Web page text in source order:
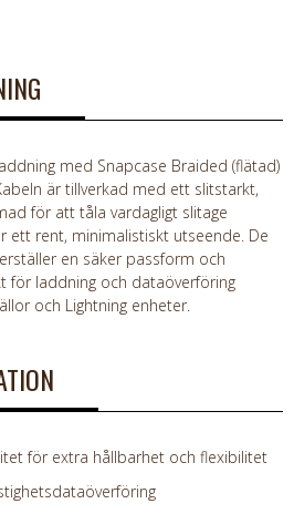
med Snapcase Braided (flätad)
är tillverkad med ett slitstarkt,
för att tåla vardagligt slitage
ett rent, minimalistiskt utseende. De
en säker passform och
för laddning och dataöverföring
och Lightning enheter.
för extra hållbarhet och flexibilitet